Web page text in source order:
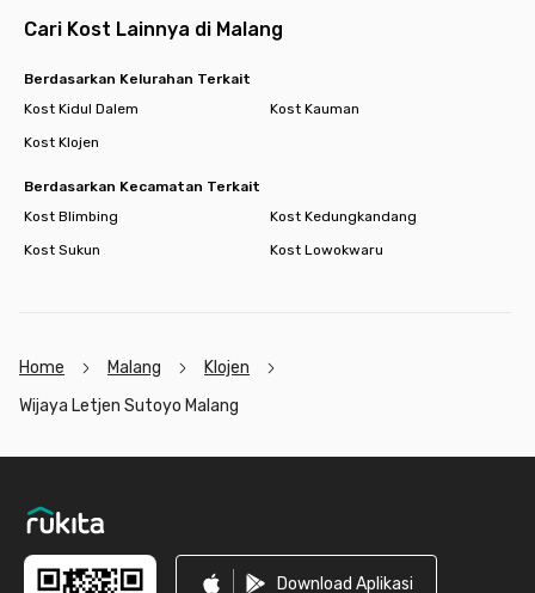
Cari Kost Lainnya di Malang
Berdasarkan Kelurahan Terkait
Kost Kidul Dalem
Kost Kauman
Kost Klojen
Berdasarkan Kecamatan Terkait
Kost Blimbing
Kost Kedungkandang
Kost Sukun
Kost Lowokwaru
Home Malang
Klojen
Wijaya Letjen Sutoyo Malang
Download Aplikasi